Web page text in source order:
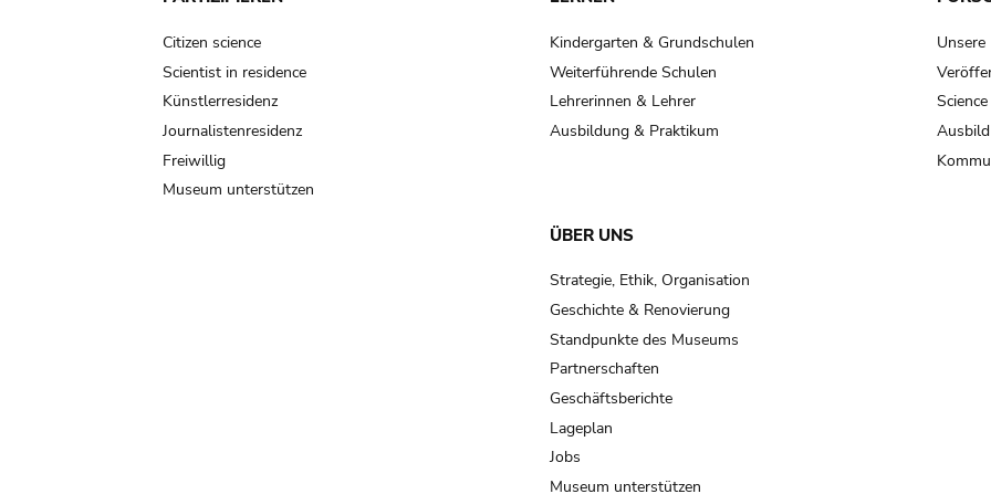
Citizen science
Scientist in residence
Künstlerresidenz
Journalistenresidenz
Freiwillig
Museum unterstützen
Kindergarten & Grundschulen
Weiterführende Schulen
Lehrerinnen & Lehrer
Ausbildung & Praktikum
ÜBER UNS
Strategie, Ethik, Organisation
Geschichte & Renovierung
Standpunkte des Museums
Partnerschaften
Geschäftsberichte
Lageplan
Jobs
Museum unterstützen